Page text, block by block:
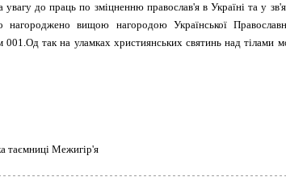
до праць по зміцненню православ'я в Україні та у
нагороджено вищою нагородою Української
так на уламках християнських святинь над тілами
таємниці Межигір'я